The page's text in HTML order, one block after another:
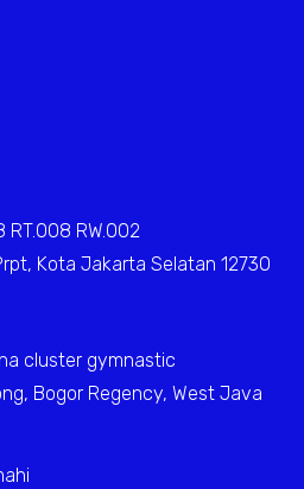
RT.008 RW.002
Kota Jakarta Selatan 12730
cluster gymnastic
Bogor Regency, West Java